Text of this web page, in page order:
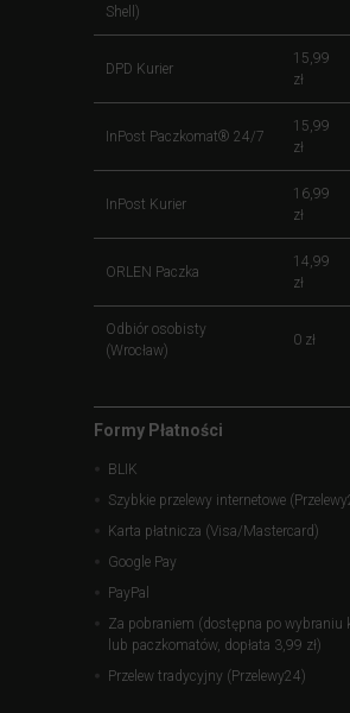
Shell)
DPD Kurier
15,99
zł
InPost Paczkomat® 24/7
15,99
zł
InPost Kurier
16,99
zł
ORLEN Paczka
14,99
zł
Odbiór osobisty
(Wrocław)
0 zł
Formy Płatności
BLIK
Szybkie przelewy internetowe
Karta płatnicza (Visa/Mastercard)
Google Pay
PayPal
Za pobraniem (dostępna po wybraniu
lub paczkomatów, dopłata 3,99 zł)
Przelew tradycyjny (Przelewy24)